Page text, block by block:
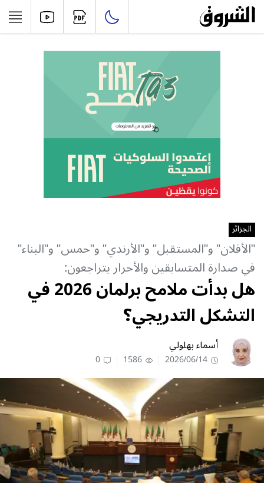
الجزائر
"الأفلان" و"المستقبل" و"الأرندي" و"حمس" و"البناء"
في صدارة المتسابقين والأحرار يتراجعون:
هل بدأت ملامح برلمان 2026 في
التشكل التدريجي؟
أسماء بهلولي
2026/06/14
1586
0